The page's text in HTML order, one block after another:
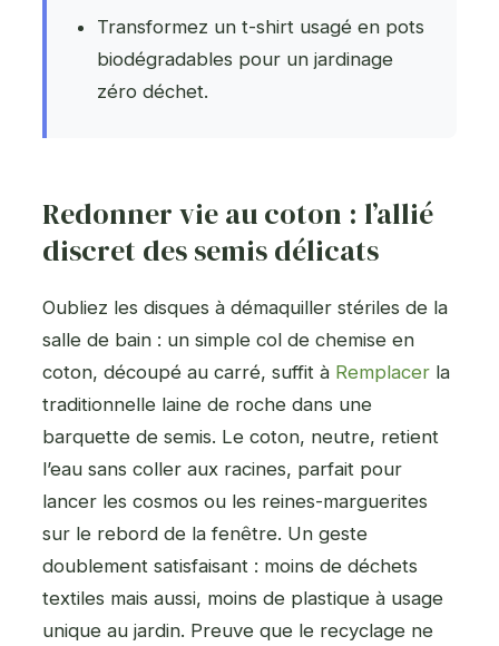
Transformez un t-shirt usagé en pots
biodégradables pour un jardinage
zéro déchet.
Redonner vie au coton : l’allié
discret des semis délicats
Oubliez les disques à démaquiller stériles de la
salle de bain : un simple col de chemise en
coton, découpé au carré, suffit à Remplacer la
traditionnelle laine de roche dans une
barquette de semis. Le coton, neutre, retient
l’eau sans coller aux racines, parfait pour
lancer les cosmos ou les reines-marguerites
sur le rebord de la fenêtre. Un geste
doublement satisfaisant : moins de déchets
textiles mais aussi, moins de plastique à usage
unique au jardin. Preuve que le recyclage ne